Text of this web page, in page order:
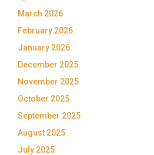
March 2026
February 2026
January 2026
December 2025
November 2025
October 2025
September 2025
August 2025
July 2025